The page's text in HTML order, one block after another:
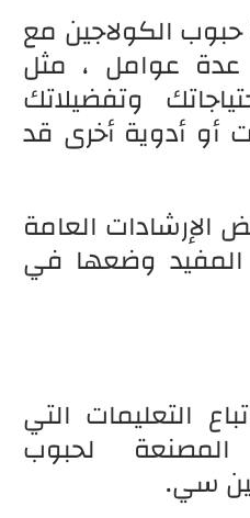
الكولاجين مع
عوامل ، مثل
وتفضيلاتك
أو أدوية أخرى قد
العامة
وضعها في
التعليمات التي
لحبوب
سي.